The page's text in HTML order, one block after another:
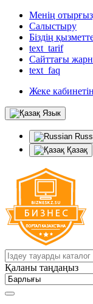
Менің
Салыстыру
Біздің
text_tarif
Сайттағы
text_faq
Жеке
Язык
Қазақ
Қаланы таңдаңыз